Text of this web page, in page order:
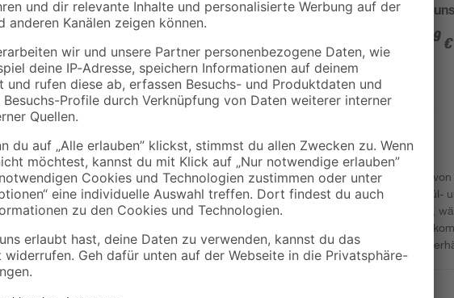
38 x
mm 25 kg
2 €
0,12 € / Kilogramm
'R' Kunststoff Größe
26 cm
'R'
XS 11
99 €
Den Haushaltshandschuh der Reihe "Sensitive"
Bestens geeignet ist das Handschuhpaar für Spül-
Material ermöglicht ein optimales Tastempfinden,
Baumwollinnenbeschichtung einen hohen
Handschuhpaar ist in unterschiedlichen Größen